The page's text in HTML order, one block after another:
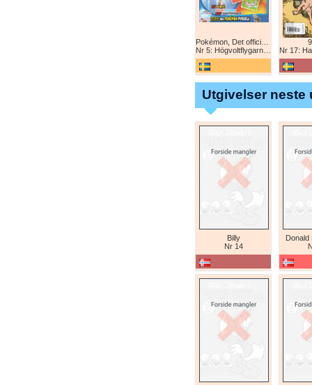
Nr 5: Högvoltflygarna mot Svart Rayquaza!
Nr 17: Harald
Utgivelser neste
Billy
Nr 14
Donald